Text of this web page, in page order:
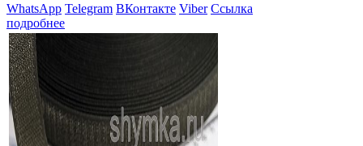
WhatsApp Telegram ВКонтакте Viber Ссылка
подробнее